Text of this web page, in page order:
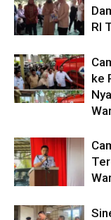
RI
ke